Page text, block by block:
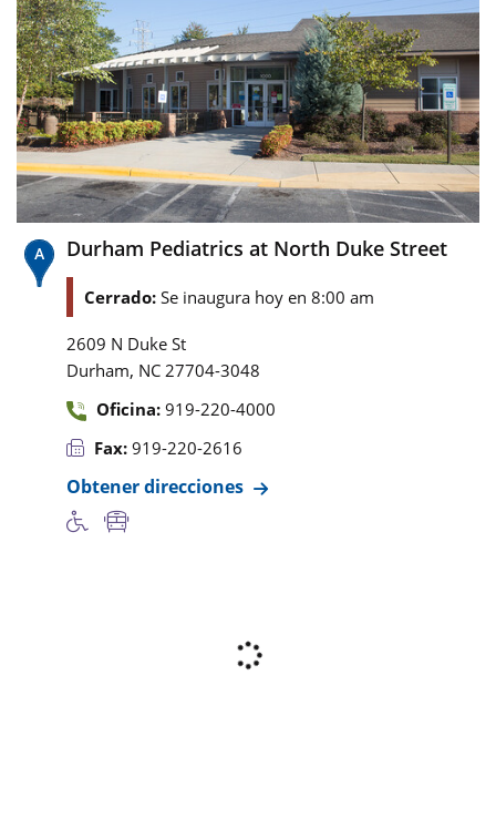
Durham Pediatrics at North Duke Street
Cerrado: Se inaugura hoy en 8:00 am
2609 N Duke St
Durham, NC 27704-3048
Oficina: 919-220-4000
Fax: 919-220-2616
Obtener direcciones